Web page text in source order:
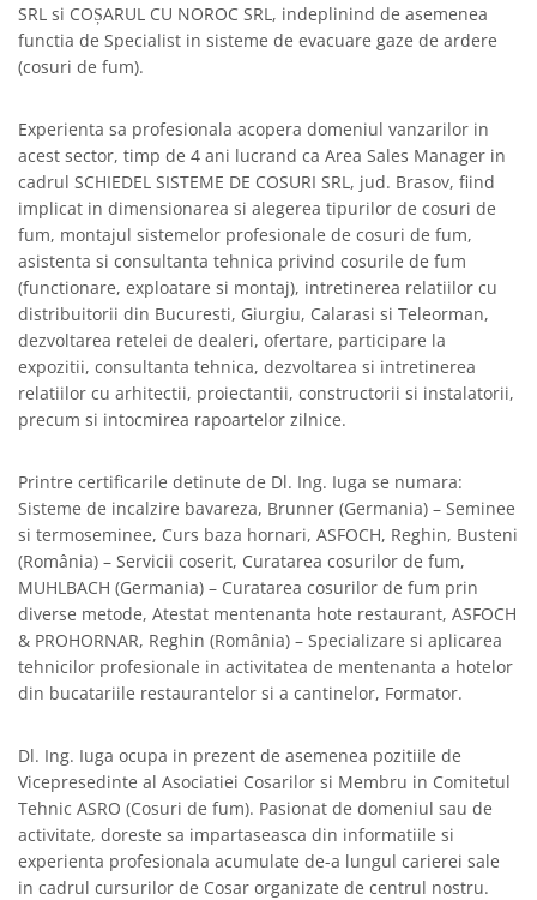
SRL si COȘARUL CU NOROC SRL, indeplinind de asemenea
functia de Specialist in sisteme de evacuare gaze de ardere
(cosuri de fum).
Experienta sa profesionala acopera domeniul vanzarilor in
acest sector, timp de 4 ani lucrand ca Area Sales Manager in
cadrul SCHIEDEL SISTEME DE COSURI SRL, jud. Brasov, fiind
implicat in dimensionarea si alegerea tipurilor de cosuri de
fum, montajul sistemelor profesionale de cosuri de fum,
asistenta si consultanta tehnica privind cosurile de fum
(functionare, exploatare si montaj), intretinerea relatiilor cu
distribuitorii din Bucuresti, Giurgiu, Calarasi si Teleorman,
dezvoltarea retelei de dealeri, ofertare, participare la
expozitii, consultanta tehnica, dezvoltarea si intretinerea
relatiilor cu arhitectii, proiectantii, constructorii si instalatorii,
precum si intocmirea rapoartelor zilnice.
Printre certificarile detinute de Dl. Ing. Iuga se numara:
Sisteme de incalzire bavareza, Brunner (Germania) – Seminee
si termoseminee, Curs baza hornari, ASFOCH, Reghin, Busteni
(România) – Servicii coserit, Curatarea cosurilor de fum,
MUHLBACH (Germania) – Curatarea cosurilor de fum prin
diverse metode, Atestat mentenanta hote restaurant, ASFOCH
& PROHORNAR, Reghin (România) – Specializare si aplicarea
tehnicilor profesionale in activitatea de mentenanta a hotelor
din bucatariile restaurantelor si a cantinelor, Formator.
Dl. Ing. Iuga ocupa in prezent de asemenea pozitiile de
Vicepresedinte al Asociatiei Cosarilor si Membru in Comitetul
Tehnic ASRO (Cosuri de fum). Pasionat de domeniul sau de
activitate, doreste sa impartaseasca din informatiile si
experienta profesionala acumulate de-a lungul carierei sale
in cadrul cursurilor de Cosar organizate de centrul nostru.